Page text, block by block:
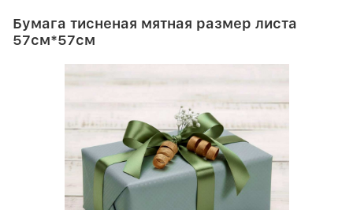
Бумага тисненая мятная размер листа
57см*57см